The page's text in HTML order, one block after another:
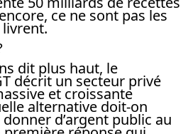
ce ne sont pas les
livrent.
dit plus haut, le
décrit un secteur privé
et croissante
alternative doit-on
d’argent public au